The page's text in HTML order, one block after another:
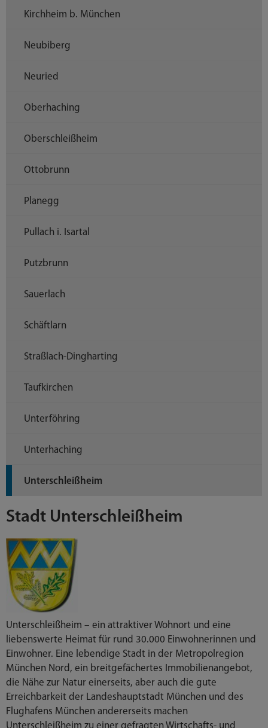
Stadt Unterschleißheim
Unterschleißheim – ein attraktiver Wohnort und eine
liebenswerte Heimat für rund 30.000 Einwohnerinnen und
Einwohner. Eine lebendige Stadt in der Metropolregion
München Nord, ein breitgefächertes Immobilienangebot,
die Nähe zur Natur einerseits, aber auch die gute
Erreichbarkeit der Landeshauptstadt München und des
Flughafens München andererseits machen
Unterschleißheim zu einer gefragten Wirtschafts- und
Kirchheim b. München
Neubiberg
Neuried
Oberhaching
Oberschleißheim
Ottobrunn
Planegg
Pullach i. Isartal
Putzbrunn
Sauerlach
Schäftlarn
Straßlach-Dingharting
Taufkirchen
Unterföhring
Unterhaching
Unterschleißheim